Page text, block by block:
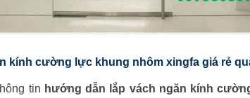
kính cường lực khung nhôm xingfa giá rẻ
tin hướng dẫn lắp vách ngăn kính